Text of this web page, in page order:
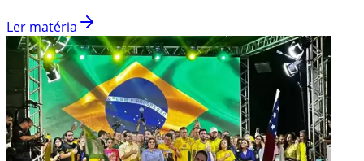
Ler matéria